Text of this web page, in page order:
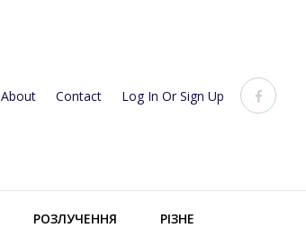
About Contact Log In Or Sign Up
РОЗЛУЧЕННЯ РІЗНЕ